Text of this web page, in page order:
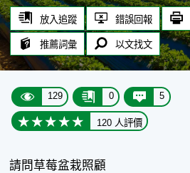
放入追蹤 錯誤回報
推薦詞彙 以文找文
129 0 5
120 人評價
請問草莓盆栽照顧